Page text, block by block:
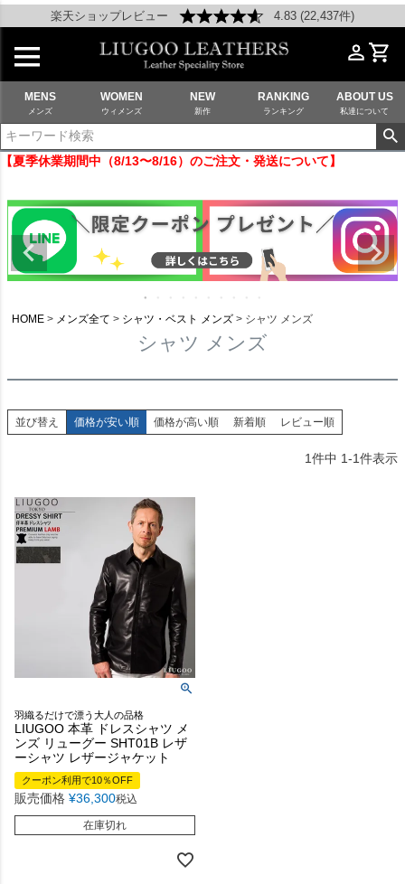
楽天ショップレビュー 4.83 (22,437件)
MENS
メンズ
WOMEN
ウィメンズ
NEW
新作
RANKING
ランキング
ABOUT US
私達について
【夏季休業期間中（8/13〜8/16）のご注文・発送について】
HOME メンズ全て シャツ・ベスト メンズ シャツ メンズ
シャツ メンズ
並び替え 価格が安い順 価格が高い順 新着順 レビュー順
1件中 1-1件表示
羽織るだけで漂う大人の品格
LIUGOO 本革 ドレスシャツ メ
ンズ リューグー SHT01B レザ
ーシャツ レザージャケット
クーポン利用で10％OFF
販売価格 ¥36,300税込
在庫切れ